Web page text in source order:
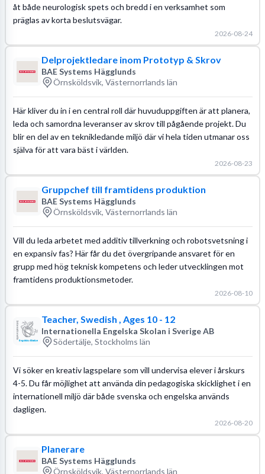
åt både neurologisk spets och bredd i en verksamhet som
präglas av korta beslutsvägar.
2026-08-24
Delprojektledare inom Prototyp & Skrov
BAE Systems Hägglunds
Örnsköldsvik, Västernorrlands län
Här kliver du in i en central roll där huvuduppgiften är att planera,
leda och samordna leveranser av skrov till pågående projekt. Du
blir en del av en teknikledande miljö där vi hela tiden utmanar oss
själva för att vara bäst i världen.
2026-08-23
Gruppchef till framtidens produktion
BAE Systems Hägglunds
Örnsköldsvik, Västernorrlands län
Vill du leda arbetet med additiv tillverkning och robotsvetsning i
en expansiv fas? Här får du det övergripande ansvaret för en
grupp med hög teknisk kompetens och leder utvecklingen mot
framtidens produktionsmetoder.
2026-08-10
Teacher, Swedish , Ages 10 - 12
Internationella Engelska Skolan i Sverige AB
Södertälje, Stockholms län
Vi söker en kreativ lagspelare som vill undervisa elever i årskurs
4-5. Du får möjlighet att använda din pedagogiska skicklighet i en
internationell miljö där både svenska och engelska används
dagligen.
2026-08-20
Planerare
BAE Systems Hägglunds
Örnsköldsvik, Västernorrlands län